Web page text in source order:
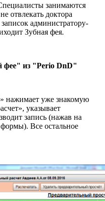
занимаются
отвлекать доктора
администратору-
Зубная фея.
фее" из "Perio DnD"
нажимает уже знакомую
указывает
запись (нажав на
Все остальное